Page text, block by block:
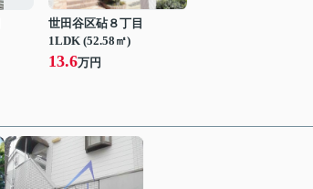
世田谷区砧８丁目
1LDK (52.58㎡)
13.6万円